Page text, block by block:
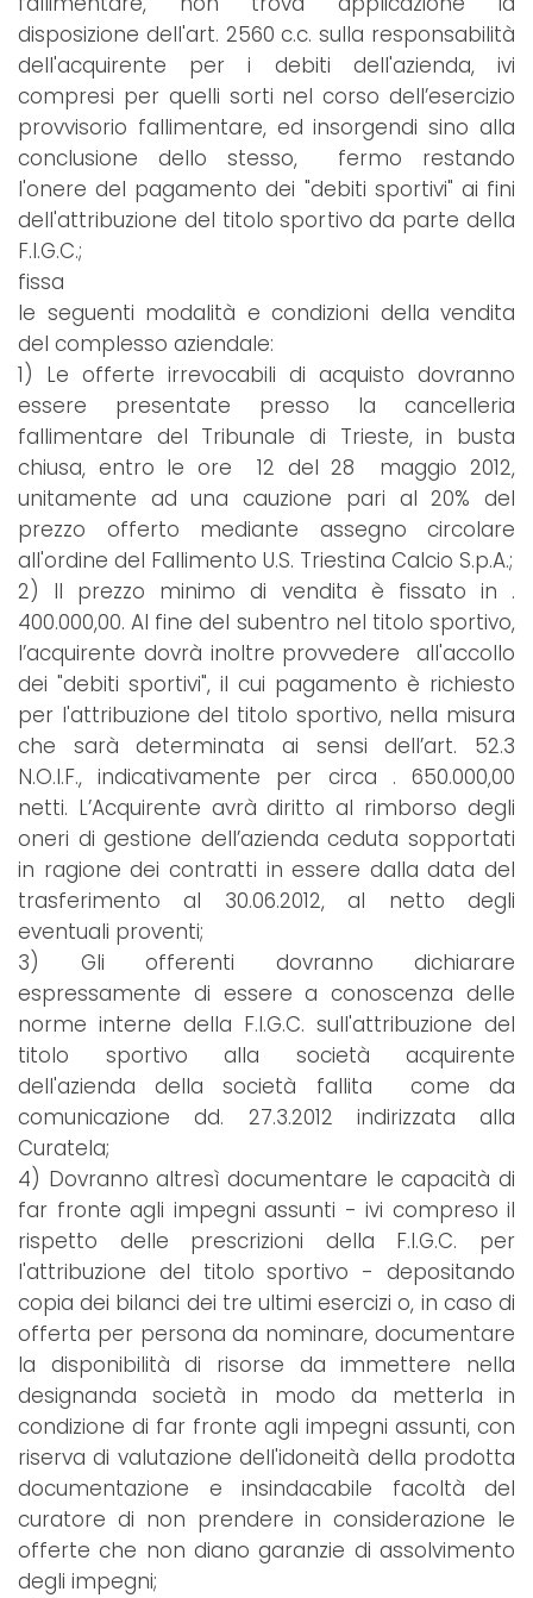
disposizione dell'art. 2560 c.c. sulla responsabilità
dell'acquirente per i debiti dell'azienda, ivi
compresi per quelli sorti nel corso dell’esercizio
provvisorio fallimentare, ed insorgendi sino alla
conclusione dello stesso, fermo restando
l'onere del pagamento dei "debiti sportivi" ai fini
dell'attribuzione del titolo sportivo da parte della
F.I.G.C.;
fissa
le seguenti modalità e condizioni della vendita
del complesso aziendale:
1) Le offerte irrevocabili di acquisto dovranno
essere presentate presso la cancelleria
fallimentare del Tribunale di Trieste, in busta
chiusa, entro le ore 12 del 28 maggio 2012,
unitamente ad una cauzione pari al 20% del
prezzo offerto mediante assegno circolare
all'ordine del Fallimento U.S. Triestina Calcio S.p.A.;
2) Il prezzo minimo di vendita è fissato in .
400.000,00. Al fine del subentro nel titolo sportivo,
l’acquirente dovrà inoltre provvedere all'accollo
dei "debiti sportivi", il cui pagamento è richiesto
per l'attribuzione del titolo sportivo, nella misura
che sarà determinata ai sensi dell’art. 52.3
N.O.I.F., indicativamente per circa . 650.000,00
netti. L’Acquirente avrà diritto al rimborso degli
oneri di gestione dell’azienda ceduta sopportati
in ragione dei contratti in essere dalla data del
trasferimento al 30.06.2012, al netto degli
eventuali proventi;
3) Gli offerenti dovranno dichiarare
espressamente di essere a conoscenza delle
norme interne della F.I.G.C. sull'attribuzione del
titolo sportivo alla società acquirente
dell'azienda della società fallita come da
comunicazione dd. 27.3.2012 indirizzata alla
Curatela;
4) Dovranno altresì documentare le capacità di
far fronte agli impegni assunti - ivi compreso il
rispetto delle prescrizioni della F.I.G.C. per
l'attribuzione del titolo sportivo - depositando
copia dei bilanci dei tre ultimi esercizi o, in caso di
offerta per persona da nominare, documentare
la disponibilità di risorse da immettere nella
designanda società in modo da metterla in
condizione di far fronte agli impegni assunti, con
riserva di valutazione dell'idoneità della prodotta
documentazione e insindacabile facoltà del
curatore di non prendere in considerazione le
offerte che non diano garanzie di assolvimento
degli impegni;